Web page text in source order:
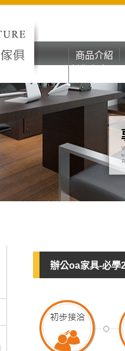
商品介紹
辦公家具
彰化台中oa
辦公家具
辦公oa家具-必學